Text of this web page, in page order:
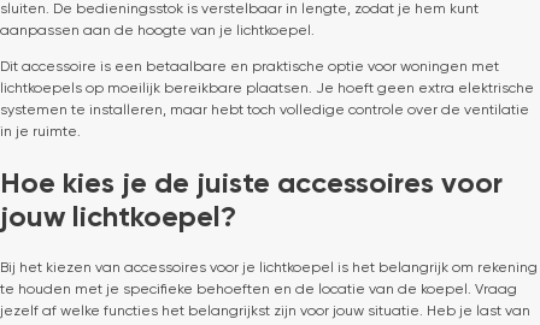
sluiten. De bedieningsstok is verstelbaar in lengte, zodat je hem kunt
aanpassen aan de hoogte van je lichtkoepel.
Dit accessoire is een betaalbare en praktische optie voor woningen met
lichtkoepels op moeilijk bereikbare plaatsen. Je hoeft geen extra elektrische
systemen te installeren, maar hebt toch volledige controle over de ventilatie
in je ruimte.
Hoe kies je de juiste accessoires voor
jouw lichtkoepel?
Bij het kiezen van accessoires voor je lichtkoepel is het belangrijk om rekening
te houden met je specifieke behoeften en de locatie van de koepel. Vraag
jezelf af welke functies het belangrijkst zijn voor jouw situatie. Heb je last van